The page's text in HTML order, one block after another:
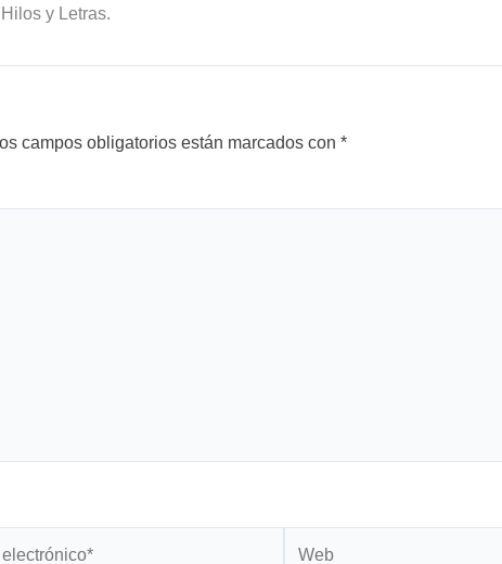
y Letras.
campos obligatorios están marcados con *